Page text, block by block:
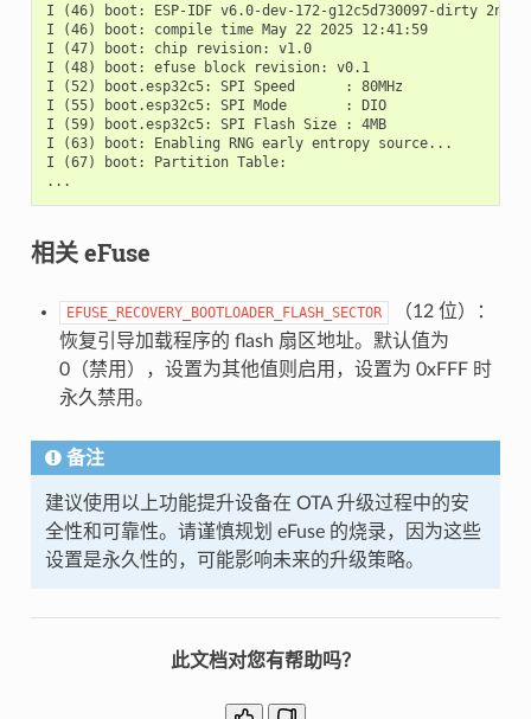
I (46) boot: ESP-IDF v6.0-dev-172-g12c5d730097-dirty 2nd
I (46) boot: compile time May 22 2025 12:41:59
I (47) boot: chip revision: v1.0
I (48) boot: efuse block revision: v0.1
I (52) boot.esp32c5: SPI Speed      : 80MHz
I (55) boot.esp32c5: SPI Mode       : DIO
I (59) boot.esp32c5: SPI Flash Size : 4MB
I (63) boot: Enabling RNG early entropy source...
I (67) boot: Partition Table:
相关 eFuse
EFUSE_RECOVERY_BOOTLOADER_FLASH_SECTOR
（12 位）：
恢复引导加载程序的 flash 扇区地址。默认值为
0（禁用），设置为其他值则启用，设置为 0xFFF 时
永久禁用。
备注
建议使用以上功能提升设备在 OTA 升级过程中的安
全性和可靠性。请谨慎规划 eFuse 的烧录，因为这些
设置是永久性的，可能影响未来的升级策略。
此文档对您有帮助吗？